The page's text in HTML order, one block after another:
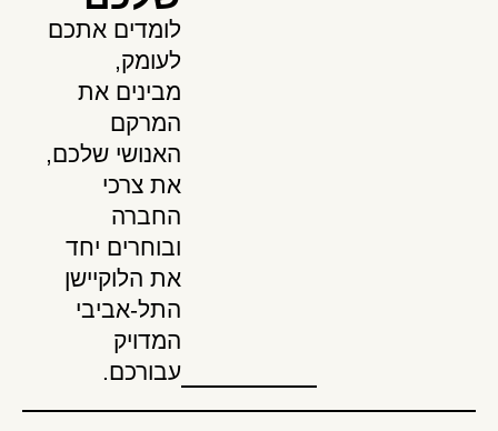
לומדים אתכם
לעומק,
מבינים את
המרקם
האנושי שלכם,
את צרכי
החברה
ובוחרים יחד
את הלוקיישן
התל-אביבי
המדויק
עבורכם.